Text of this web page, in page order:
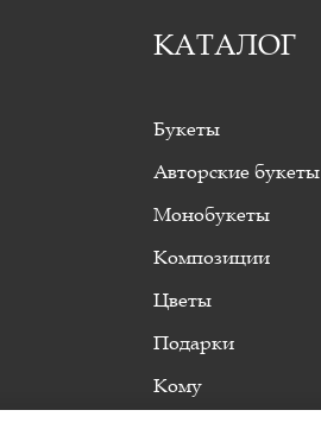
КАТАЛОГ
Букеты
Авторские букеты
Монобукеты
Композиции
Цветы
Подарки
Кому